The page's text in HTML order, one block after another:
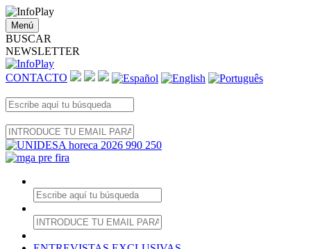
Menú
BUSCAR
NEWSLETTER
CONTACTO